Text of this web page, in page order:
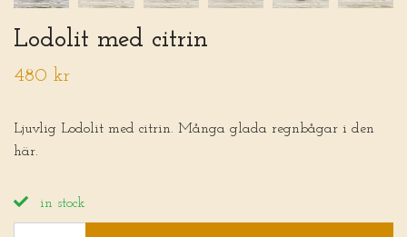
Lodolit med citrin
480 kr
Ljuvlig Lodolit med citrin. Många glada regnbågar i den
här.
in stock